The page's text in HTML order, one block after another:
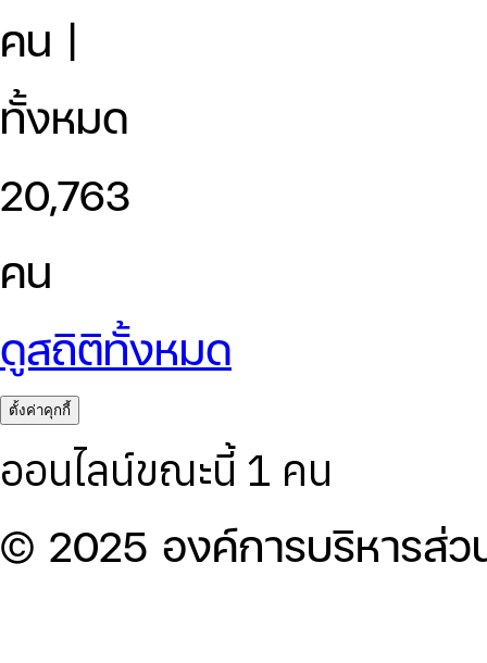
คน |
ทั้งหมด
20,763
คน
ดูสถิติทั้งหมด
ตั้งค่าคุกกี้
ออนไลน์ขณะนี้ 1 คน
© 2025 องค์การบริหารส่ว